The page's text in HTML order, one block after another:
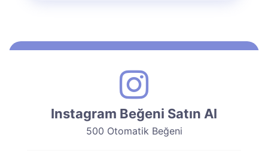
Instagram Beğeni Satın Al
500 Otomatik Beğeni